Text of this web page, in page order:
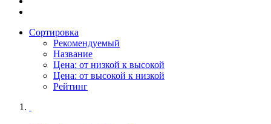
Сортировка
Рекомендуемый
Название
Цена: от низкой к высокой
Цена: от высокой к низкой
Рейтинг